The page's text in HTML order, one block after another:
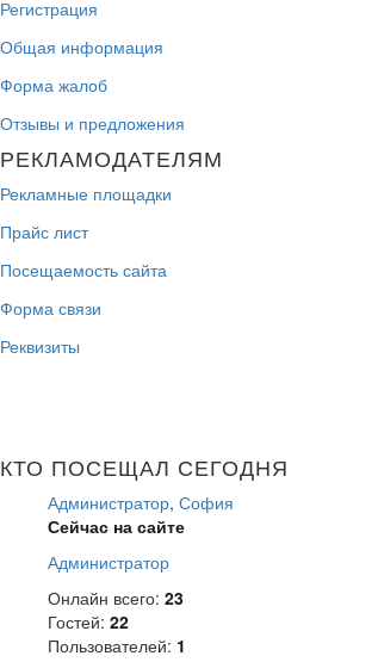
Регистрация
Общая информация
Форма жалоб
Отзывы и предложения
РЕКЛАМОДАТЕЛЯМ
Рекламные площадки
Прайс лист
Посещаемость сайта
Форма связи
Реквизиты
КТО ПОСЕЩАЛ СЕГОДНЯ
Администратор, София
Сейчас на сайте
Администратор
Онлайн всего: 23
Гостей: 22
Пользователей: 1